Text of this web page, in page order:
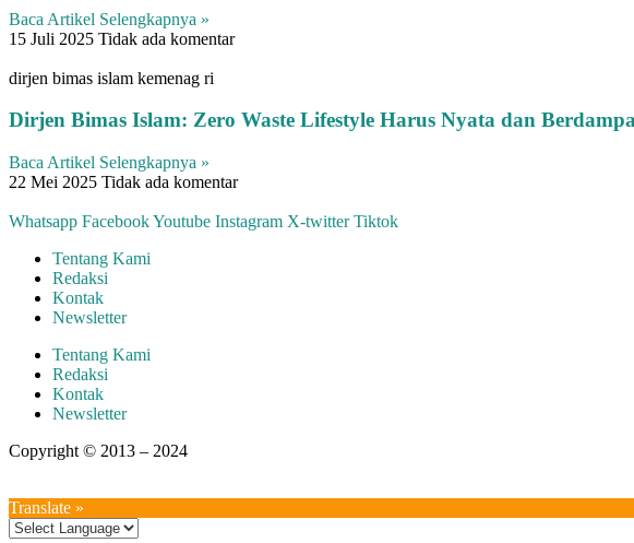
Baca Artikel Selengkapnya »
15 Juli 2025 Tidak ada komentar
dirjen bimas islam kemenag ri
Dirjen Bimas Islam: Zero Waste Lifestyle Harus Nyata dan
Baca Artikel Selengkapnya »
22 Mei 2025 Tidak ada komentar
Whatsapp FacebookYoutube Instagram X-twitter Tiktok
Tentang Kami
Redaksi
Kontak
Newsletter
Tentang Kami
Redaksi
Kontak
Newsletter
Copyright © 2013 – 2024
Translate »